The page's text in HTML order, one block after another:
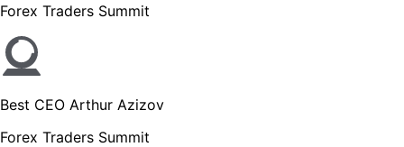
Forex Traders Summit
Best CEO Arthur Azizov
Forex Traders Summit